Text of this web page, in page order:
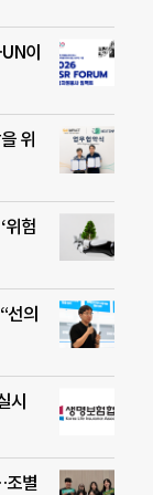
이
위
위험
의
시
조별